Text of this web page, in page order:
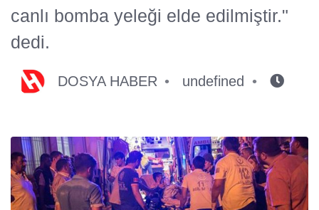
canlı bomba yeleği elde edilmiştir."
dedi.
DOSYA HABER undefined